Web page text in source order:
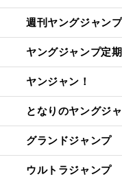
週刊ヤングジャンプ
ヤングジャンプ定
ヤンジャン！
となりのヤングジ
グランドジャンプ
ウルトラジャンプ